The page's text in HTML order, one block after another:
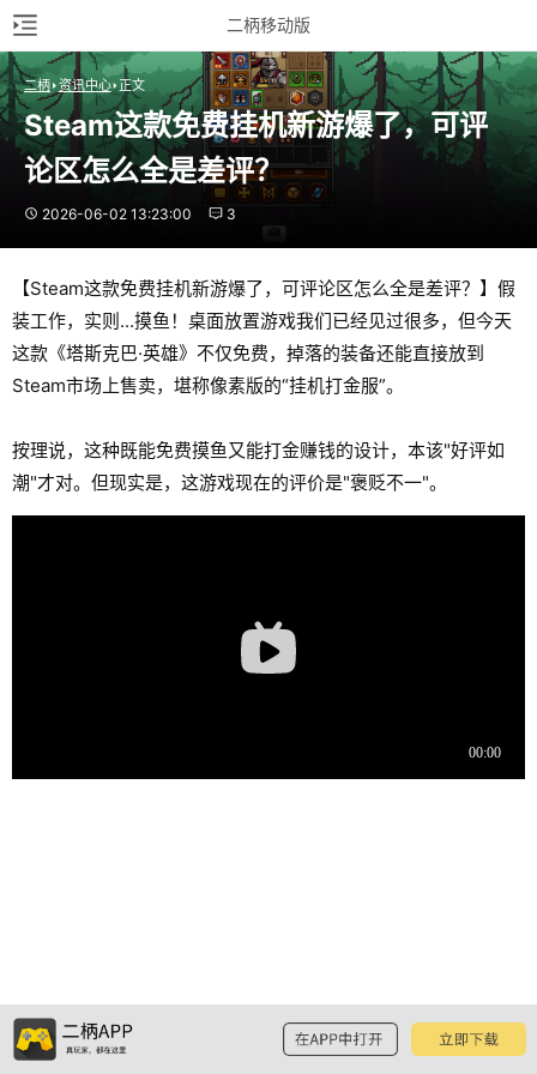
二柄移动版
二柄 资讯中心 正文
Steam这款免费挂机新游爆了，可评
论区怎么全是差评？
2026-06-02 13:23:00 3
【Steam这款免费挂机新游爆了，可评论区怎么全是差评？】假
装工作，实则...摸鱼！桌面放置游戏我们已经见过很多，但今天
这款《塔斯克巴·英雄》不仅免费，掉落的装备还能直接放到
Steam市场上售卖，堪称像素版的“挂机打金服”。
按理说，这种既能免费摸鱼又能打金赚钱的设计，本该"好评如
潮"才对。但现实是，这游戏现在的评价是"褒贬不一"。